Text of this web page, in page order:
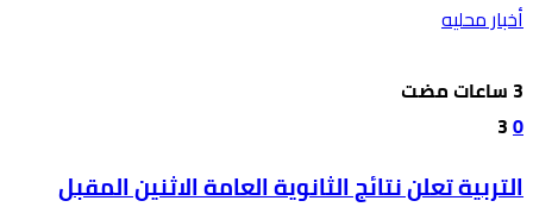
أخبار محليه
0
3
التربية تعلن نتائج الثانوية العامة الاثنين المقبل